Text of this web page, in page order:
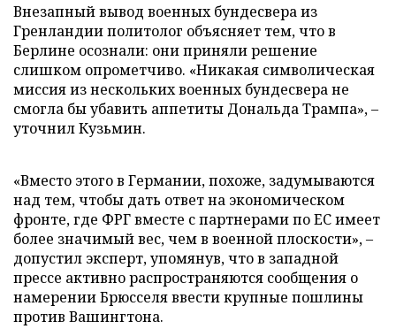
Внезапный вывод военных бундесвера из
Гренландии политолог объясняет тем, что в
Берлине осознали: они приняли решение
слишком опрометчиво. «Никакая символическая
миссия из нескольких военных бундесвера не
смогла бы убавить аппетиты Дональда Трампа», –
уточнил Кузьмин.
«Вместо этого в Германии, похоже, задумываются
над тем, чтобы дать ответ на экономическом
фронте, где ФРГ вместе с партнерами по ЕС имеет
более значимый вес, чем в военной плоскости», –
допустил эксперт, упомянув, что в западной
прессе активно распространяются сообщения о
намерении Брюсселя ввести крупные пошлины
против Вашингтона.